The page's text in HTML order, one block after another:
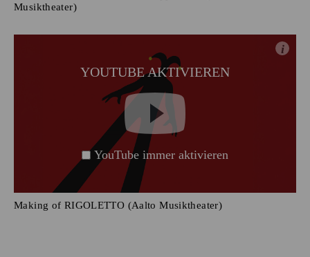
Musiktheater)
YOUTUBE AKTIVIEREN
i
YouTube immer aktivieren
Making of RIGOLETTO (Aalto Musiktheater)